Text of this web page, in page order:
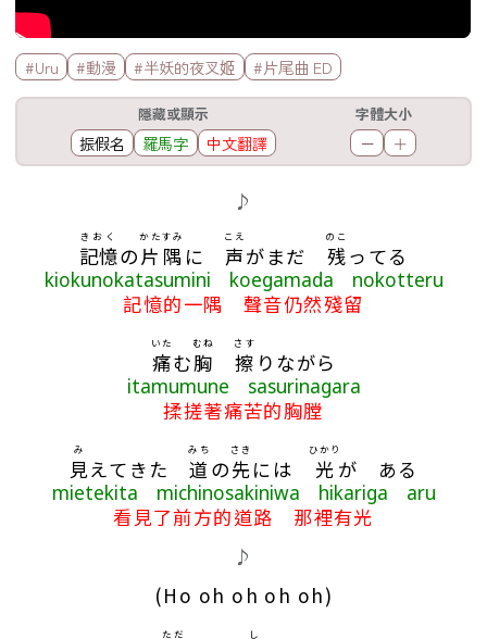
標籤欄
#Uru #動漫 #半妖的夜叉姬 #片尾曲 ED
隱藏或顯示
振假名 羅馬字 中文翻譯
字體大小
－ ＋
♪
記憶
きおく
の片
かた
隅
すみ
に 声
こえ
がまだ 残
のこ
ってる
kiokunokatasumini koegamada nokotteru
記憶的一隅 聲音仍然殘留
痛
いた
む胸
むね
擦
さす
りながら
itamumune sasurinagara
揉搓著痛苦的胸膛
見
み
えてきた道
みち
の先
さき
には 光
ひかり
が ある
mietekita michinosakiniwa hikariga aru
看見了前方的道路 那裡有光
♪
(Ho oh oh oh oh)
ただ し